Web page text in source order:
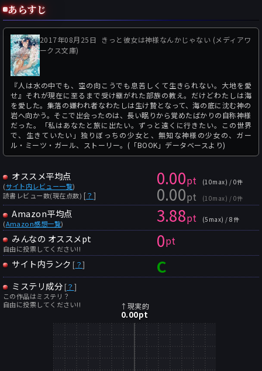
あらすじ
2017年08月25日 きっと彼女は神様なんかじゃない (メディアワ
ークス文庫)
『人は水の中でも、空の向こうでも息苦しくて生きられない。大地を愛
せ』それが現在に至るまで受け継がれた部族の教え。だけどわたしは海
を愛した。集落の嫌われ者なわたしは生け贄となって、海の底に沈む神の
岩へ向かう。そこで出会ったのは、長い眠りから覚めたばかりの自称神様
だった。「私はあなたと旅に出たい。ずっと遠くに行きたい。この世界
で、生きていたい」独りぼっちの少女と、無知な神様の少女の、ガー
ル・ミーツ・ガール、ストーリー。(「BOOK」データベースより)
オススメ平均点
(サイト内レビュー一覧)
読書レビュー数(現在点数) [？ ]
0.00pt (10max) / 0件
0.00pt (10max) / 0件
Amazon平均点
(Amazon感想一覧) 3.88pt (5max) / 8件
みんなの オススメpt
自由に投票してください!! 0pt
サイト内ランク [ ？] C
ミステリ成分 [？ ]
この作品はミステリ？
自由に投票してください!!
↑現実的
0.00pt